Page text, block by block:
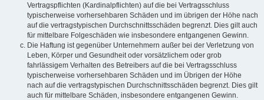
Vertragspflichten (Kardinalpflichten) auf die bei Vertragsschluss
typischerweise vorhersehbaren Schäden und im übrigen der Höhe nach
auf die vertragstypischen Durchschnittsschäden begrenzt. Dies gilt auch
für mittelbare Folgeschäden wie insbesondere entgangenen Gewinn.
Die Haftung ist gegenüber Unternehmern außer bei der Verletzung von
Leben, Körper und Gesundheit oder vorsätzlichem oder grob
fahrlässigem Verhalten des Betreibers auf die bei Vertragsschluss
typischerweise vorhersehbaren Schäden und im Übrigen der Höhe
nach auf die vertragstypischen Durchschnittsschäden begrenzt. Dies gilt
auch für mittelbare Schäden, insbesondere entgangenen Gewinn.